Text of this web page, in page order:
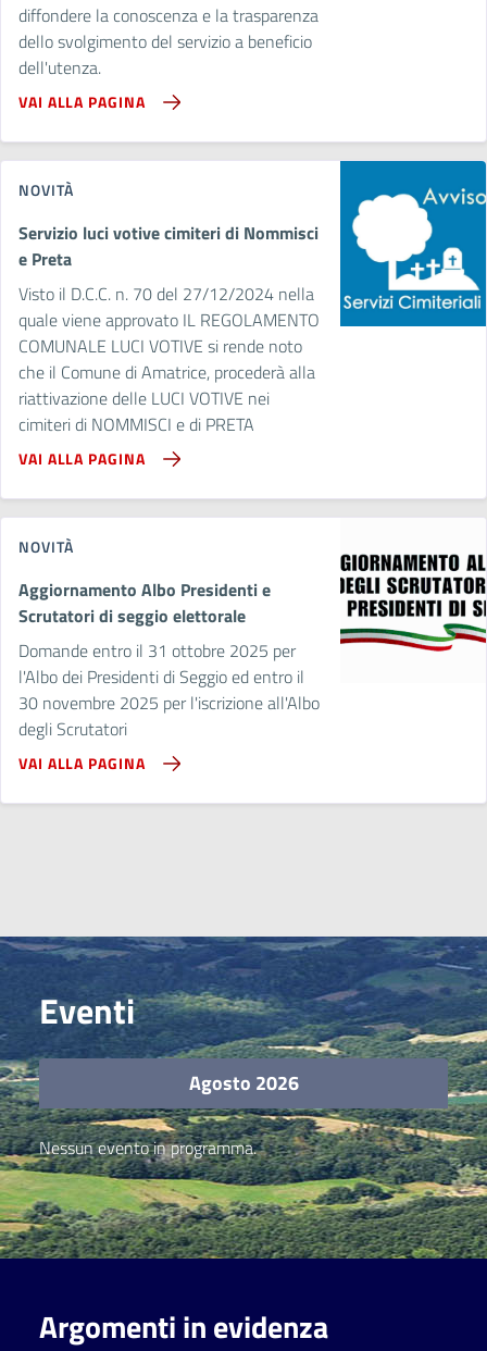
diffondere la conoscenza e la trasparenza
dello svolgimento del servizio a beneficio
dell'utenza.
VAI ALLA PAGINA
NOVITÀ
Servizio luci votive cimiteri di Nommisci
e Preta
Visto il D.C.C. n. 70 del 27/12/2024 nella
quale viene approvato IL REGOLAMENTO
COMUNALE LUCI VOTIVE si rende noto
che il Comune di Amatrice, procederà alla
riattivazione delle LUCI VOTIVE nei
cimiteri di NOMMISCI e di PRETA
VAI ALLA PAGINA
NOVITÀ
Aggiornamento Albo Presidenti e
Scrutatori di seggio elettorale
Domande entro il 31 ottobre 2025 per
l'Albo dei Presidenti di Seggio ed entro il
30 novembre 2025 per l'iscrizione all'Albo
degli Scrutatori
VAI ALLA PAGINA
Eventi
Agosto 2026
Nessun evento in programma.
Argomenti in evidenza